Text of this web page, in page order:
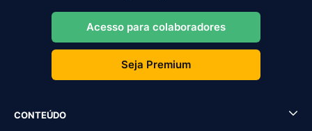
Acesso para colaboradores
Seja Premium
CONTEÚDO